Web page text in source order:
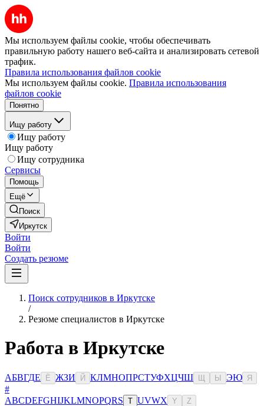
Мы используем файлы cookie, чтобы обеспечивать
правильную работу нашего веб-сайта и анализировать сетевой
трафик.
Правила использования файлов cookie
Мы используем файлы cookie. Правила использования
файлов cookie
Понятно
Ищу работу
Ищу работу
Ищу работу
Ищу сотрудника
Сервисы
Помощь
Ещё
Поиск
Иркутск
Войти
Войти
Создать резюме
Поиск сотрудников в Иркутске
/
Резюме специалистов в Иркутске
Работа в Иркутске
АБВГДЕ Ё ЖЗИ Й КЛМНОПРСТУФХЦЧШ Ы ЭЮ Я
#
ABCDEFGHIJKLMNOPQRS T UVWX Y Z